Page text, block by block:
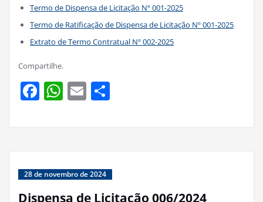
Termo de Dispensa de Licitação Nº 001-2025
Termo de Ratificação de Dispensa de Licitação Nº 001-2025
Extrato de Termo Contratual Nº 002-2025
Compartilhe.
Facebook
WhatsApp
Email
28 de novembro de 2024
Dispensa de Licitação 006/2024